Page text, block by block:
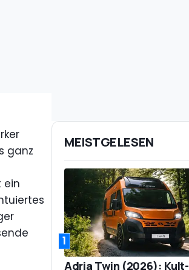
ganz
ein
MEISTGELESEN
1
Adria Twin (2026): Kult-